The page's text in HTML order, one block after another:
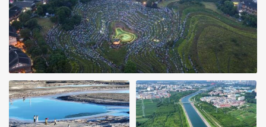
“大地指紋”奏響夏夜文旅樂